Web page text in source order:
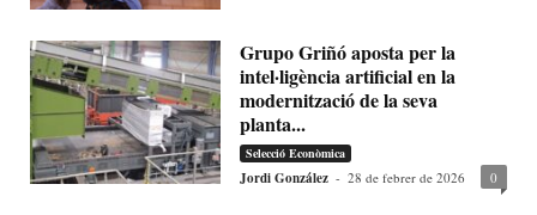
Grupo Griñó aposta per la
intel·ligència artificial en la
modernització de la seva
planta...
Selecció Econòmica
Jordi González - 28 de febrer de 2026 0